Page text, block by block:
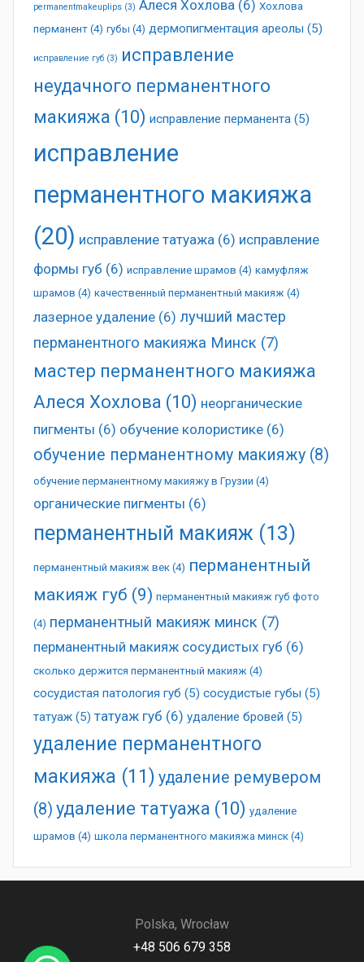
permanentmakeuplips (3) Алеся Хохлова (6) Хохлова
перманент (4) губы (4) дермопигментация ареолы (5)
исправление губ (3) исправление
неудачного перманентного
макияжа (10) исправление перманента (5)
исправление
перманентного макияжа
(20) исправление татуажа (6) исправление
формы губ (6) исправление шрамов (4) камуфляж
шрамов (4) качественный перманентный макияж (4)
лазерное удаление (6) лучший мастер
перманентного макияжа Минск (7)
мастер перманентного макияжа
Алеся Хохлова (10) неорганические
пигменты (6) обучение колористике (6)
обучение перманентному макияжу (8)
обучение перманентному макияжу в Грузии (4)
органические пигменты (6)
перманентный макияж (13)
перманентный макияж век (4) перманентный
макияж губ (9) перманентный макияж губ фото
(4) перманентный макияж минск (7)
перманентный макияж сосудистых губ (6)
сколько держится перманентный макияж (4)
сосудистая патология губ (5) сосудистые губы (5)
татуаж (5) татуаж губ (6) удаление бровей (5)
удаление перманентного
макияжа (11) удаление ремувером
(8) удаление татуажа (10) удаление
шрамов (4) школа перманентного макияжа минск (4)
Polska, Wrocław
+48 506 679 358